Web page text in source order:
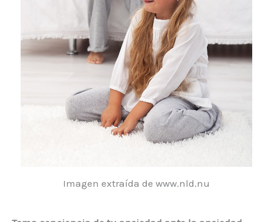
Imagen extraída de www.nld.nu